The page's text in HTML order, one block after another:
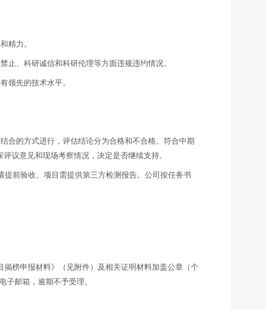
精力。
止、科研诚信和科研伦理等方面违规违约情况。
领先的技术水平。
合的方式进行，评估结论分为合格和不合格。符合中期
议意见和现场考察情况，决定是否继续支持。
提前验收。项目需提供第三方检测报告。公司按任务书
榜申报材料》（见附件）及相关证明材料加盖公章（个
子邮箱，逾期不予受理。